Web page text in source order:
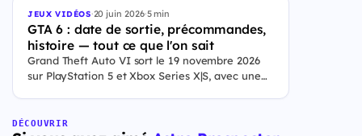
JEUX VIDÉOS·20 juin 2026·5 min
GTA 6 : date de sortie, précommandes,
histoire — tout ce que l'on sait
Grand Theft Auto VI sort le 19 novembre 2026
sur PlayStation 5 et Xbox Series X|S, avec une
Floride, et sa ville Vice City. Il met en scène
DÉCOUVRIR